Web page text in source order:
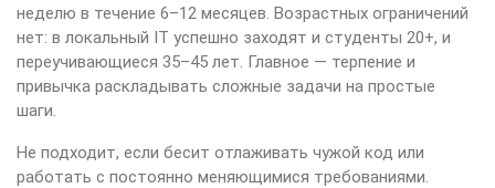
неделю в течение 6–12 месяцев. Возрастных ограничений
нет: в локальный IT успешно заходят и студенты 20+, и
переучивающиеся 35–45 лет. Главное — терпение и
привычка раскладывать сложные задачи на простые
шаги.
Не подходит, если бесит отлаживать чужой код или
работать с постоянно меняющимися требованиями.